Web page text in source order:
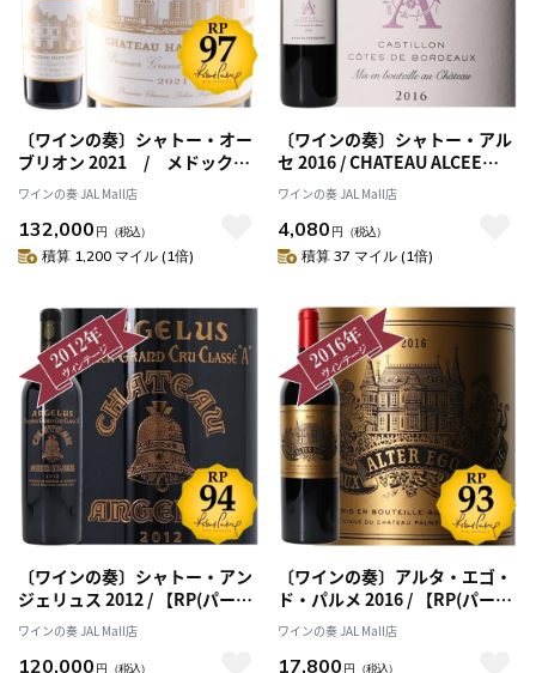
〔ワインの奏〕シャトー・オー
ブリオン 2021 / メドック格
付け第１級シャトー
Premiers Grands Crus
【RP(パーカーポイント)97点を
獲得！】
ワインの奏 JAL Mall店
132,000 円 （税込）
積算 1,200 マイル (1倍)
〔ワインの奏〕シャトー・アル
セ 2016 / CHATEAU ALCEE
2016
ワインの奏 JAL Mall店
4,080 円 （税込）
積算 37 マイル (1倍)
〔ワインの奏〕シャトー・アン
ジェリュス 2012 / 【RP(パーカ
ーポイント)94点を獲得！】
ワインの奏 JAL Mall店
120,000 円 （税込）
〔ワインの奏〕アルタ・エゴ・
ド・パルメ 2016 / 【RP(パーカ
ーポイント)93点を獲得！】
ワインの奏 JAL Mall店
17,800 円 （税込）